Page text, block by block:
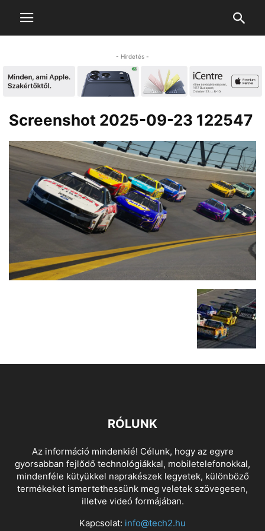
- Hirdetés -
Screenshot 2025-09-23 122547
RÓLUNK
Az információ mindenkié! Célunk, hogy az egyre
gyorsabban fejlődő technológiákkal, mobiletelefonokkal,
mindenféle kütyükkel naprakészek legyetek, különböző
termékeket ismertethessünk meg veletek szövegesen,
illetve videó formájában.
Kapcsolat: info@tech2.hu